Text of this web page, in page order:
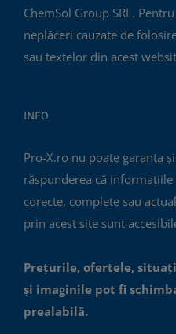
ChemSol Group SRL.
neplăceri cauzate de
sau textelor din acest
INFO
Pro-X.ro nu poate garanta
răspunderea că
corecte, complete sau
prin acest site sunt
Prețurile, ofertele,
și imaginile pot fi
prealabilă.